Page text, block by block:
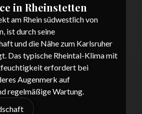
in Rheinstetten
am Rhein südwestlich von
ist durch seine
und die Nähe zum Karlsruher
Das typische Rheintal-Klima mit
erfordert bei
Augenmerk auf
regelmäßige Wartung.